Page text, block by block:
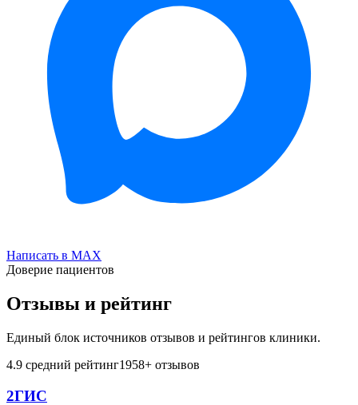
Написать в MAX
Доверие пациентов
Отзывы и рейтинг
Единый блок источников отзывов и рейтингов клиники.
4.9 средний рейтинг1958+ отзывов
2ГИС